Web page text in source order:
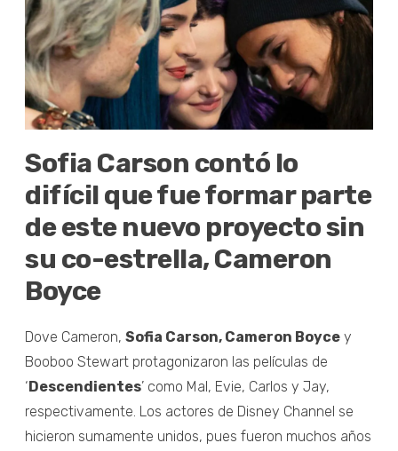
Sofia Carson contó lo
difícil que fue formar parte
de este nuevo proyecto sin
su co-estrella, Cameron
Boyce
Dove Cameron, Sofia Carson, Cameron Boyce y
Booboo Stewart protagonizaron las películas de
‘Descendientes’ como Mal, Evie, Carlos y Jay,
respectivamente. Los actores de Disney Channel se
hicieron sumamente unidos, pues fueron muchos años